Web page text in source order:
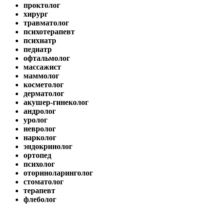
проктолог
хирург
травматолог
психотерапевт
психиатр
педиатр
офтальмолог
массажист
маммолог
косметолог
дерматолог
акушер-гинеколог
андролог
уролог
невролог
нарколог
эндокринолог
ортопед
психолог
оториноларинголог
стоматолог
терапевт
флеболог